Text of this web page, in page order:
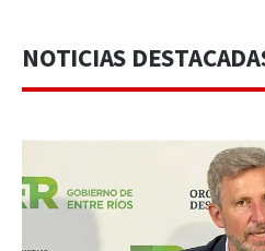
NOTICIAS